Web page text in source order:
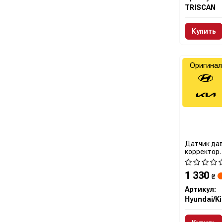
TRISCAN
Купить
Датчик
1 330 ₴
Артикул:
Оригинал